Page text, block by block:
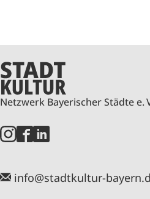
Netzwerk Bayerischer Städte e.
info@stadtkultur-